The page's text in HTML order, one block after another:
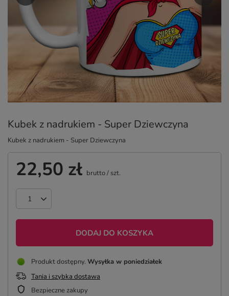
Kubek z nadrukiem - Super Dziewczyna
Kubek z nadrukiem - Super Dziewczyna
22,50 zł brutto/ szt.
DODAJ DO KOSZYKA
Produkt dostępny Wysyłka w poniedziałek
Tania i szybka dostawa
Bezpieczne zakupy